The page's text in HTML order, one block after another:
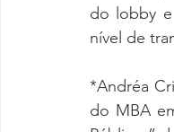
do lobby e
nível de
*Andréa
do MBA